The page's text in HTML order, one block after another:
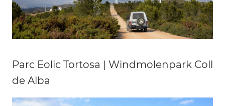
Parc Eolic Tortosa | Windmolenpark Coll
de Alba